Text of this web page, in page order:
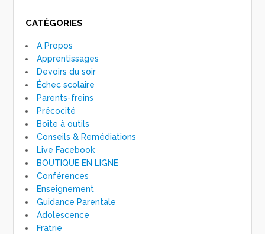
CATÉGORIES
A Propos
Apprentissages
Devoirs du soir
Échec scolaire
Parents-freins
Précocité
Boîte à outils
Conseils & Remédiations
Live Facebook
BOUTIQUE EN LIGNE
Conférences
Enseignement
Guidance Parentale
Adolescence
Fratrie